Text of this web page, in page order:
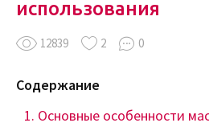
12839 2 0
использования
Содержание
Основные особенности